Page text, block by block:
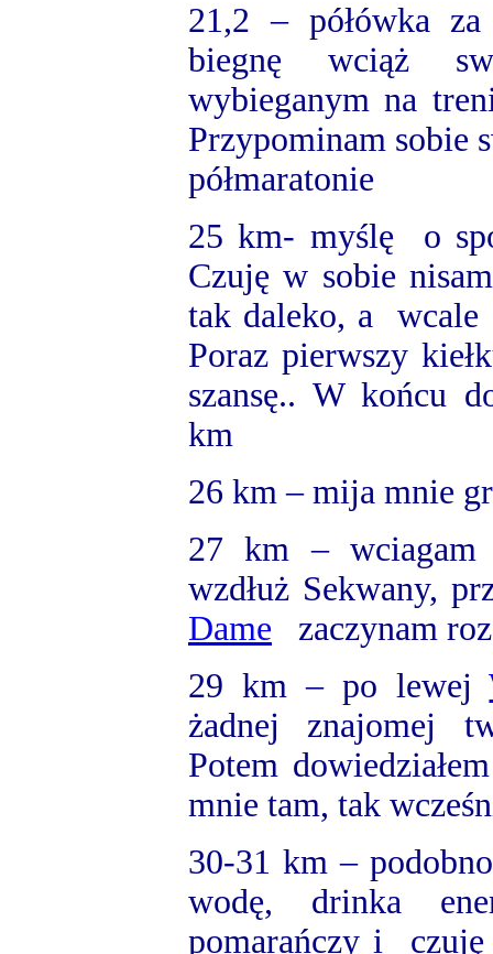
21,2 – półówka
biegnę wciąż
wybieganym na
Przypominam sobie
półmaratonie
25 km- myślę o
Czuję w sobie
tak daleko, a
Poraz pierwszy
szansę.. W końcu
km
26 km – mija mnie
27 km – wciagam
wzdłuż Sekwany,
Dame zaczynam
29 km– po lewej
żadnej znajomej
Potem
mnie tam, tak
30-31 km –
wodę, drinka
pomarańczy i